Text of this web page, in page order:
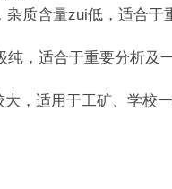
杂质含量zui低，适合于
纯，适合于重要分析及
，适用于工矿、学校